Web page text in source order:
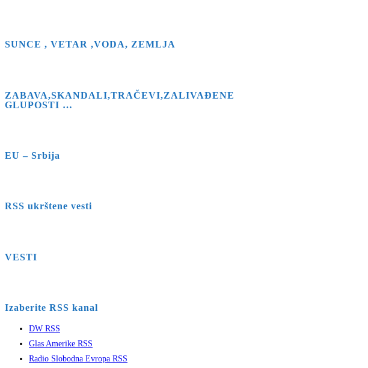
SUNCE , VETAR ,VODA, ZEMLJA
ZABAVA,SKANDALI,TRAČEVI,ZALIVAĐENE
GLUPOSTI …
EU – Srbija
RSS ukrštene vesti
VESTI
Izaberite RSS kanal
DW RSS
Glas Amerike RSS
Radio Slobodna Evropa RSS